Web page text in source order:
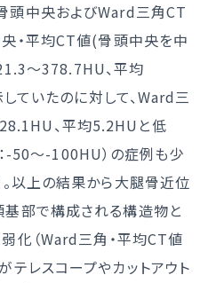
頭中央およびWard三角CT
・平均CT値(骨頭中央を中
～378.7HU、平均
ていたのに対して、Ward三
、平均5.2HUと低
-50～-100HU）の症例も少
。以上の結果から大腿骨近位
部で構成される構造物と
化（Ward三角・平均CT値
テレスコープやカットアウト